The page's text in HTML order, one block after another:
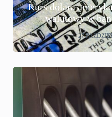
Kurs dolara
walutowy w
27